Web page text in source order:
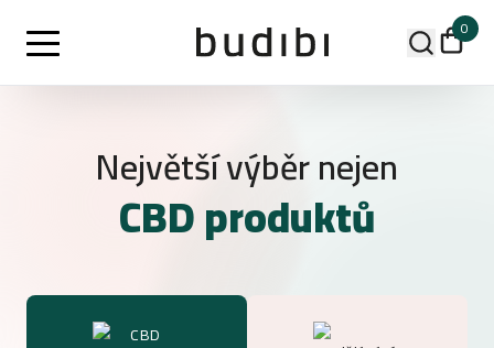
0
Největší výběr nejen
CBD produktů